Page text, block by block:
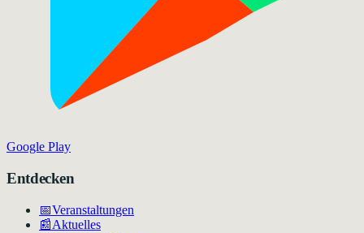
Google Play
Entdecken
📅Veranstaltungen
📰Aktuelles